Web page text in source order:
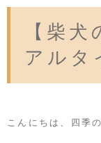
【柴
アルタ
こんにちは、四季